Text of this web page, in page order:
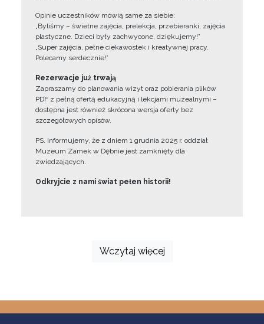
Opinie uczestników mówią same za siebie:
„Byliśmy – świetne zajęcia, prelekcja, przebieranki, zajęcia
plastyczne. Dzieci były zachwycone, dziękujemy!”
„Super zajęcia, pełne ciekawostek i kreatywnej pracy.
Polecamy serdecznie!”
Rezerwacje już trwają
Zapraszamy do planowania wizyt oraz pobierania plików
PDF z pełną ofertą edukacyjną i lekcjami muzealnymi –
dostępna jest również skrócona wersja oferty bez
szczegółowych opisów.
PS. Informujemy, że z dniem 1 grudnia 2025 r. oddział
Muzeum Zamek w Dębnie jest zamknięty dla
zwiedzających.
Odkryjcie z nami świat pełen historii!
Wczytaj więcej